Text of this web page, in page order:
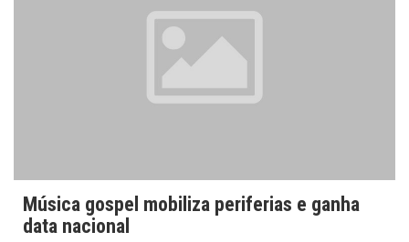
Música gospel mobiliza periferias e ganha
data nacional